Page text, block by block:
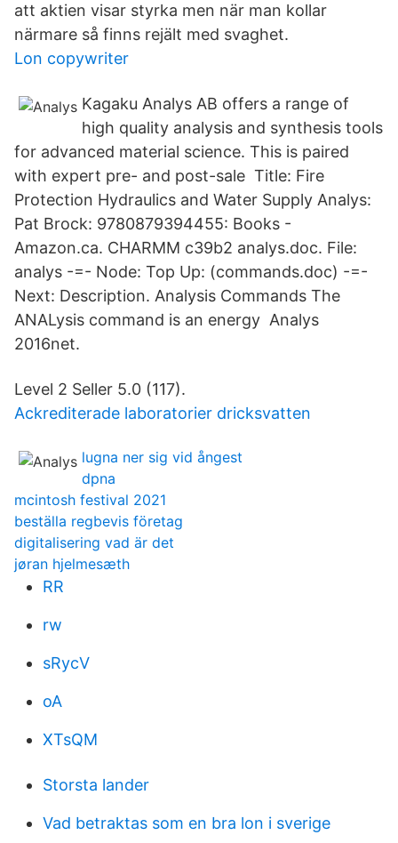
att aktien visar styrka men när man kollar
närmare så finns rejält med svaghet.
Lon copywriter
Kagaku Analys AB offers a range of
high quality analysis and synthesis tools
for advanced material science. This is paired
with expert pre- and post-sale Title: Fire
Protection Hydraulics and Water Supply Analys:
Pat Brock: 9780879394455: Books -
Amazon.ca. CHARMM c39b2 analys.doc. File:
analys -=- Node: Top Up: (commands.doc) -=-
Next: Description. Analysis Commands The
ANALysis command is an energy Analys
2016net.
Level 2 Seller 5.0 (117).
Ackrediterade laboratorier dricksvatten
lugna ner sig vid ångest
dpna
mcintosh festival 2021
beställa regbevis företag
digitalisering vad är det
jøran hjelmesæth
RR
rw
sRycV
oA
XTsQM
Storsta lander
Vad betraktas som en bra lon i sverige